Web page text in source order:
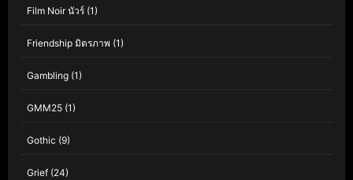
Film Noir นัวร์ (1)
Friendship มิตรภาพ (1)
Gambling (1)
GMM25 (1)
Gothic (9)
Grief (24)